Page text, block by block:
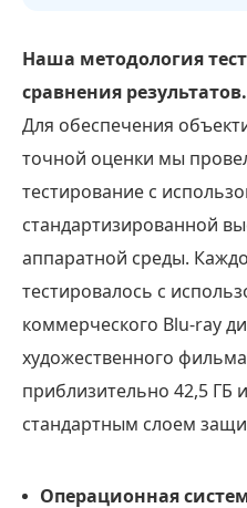
Наша методология
сравнения результатов.
Для обеспечения
точной оценки мы
тестирование с
стандартизированной
аппаратной среды.
тестировалось с
коммерческого Blu-ray
художественного
приблизительно 42,5 ГБ
стандартным слоем
Операционная